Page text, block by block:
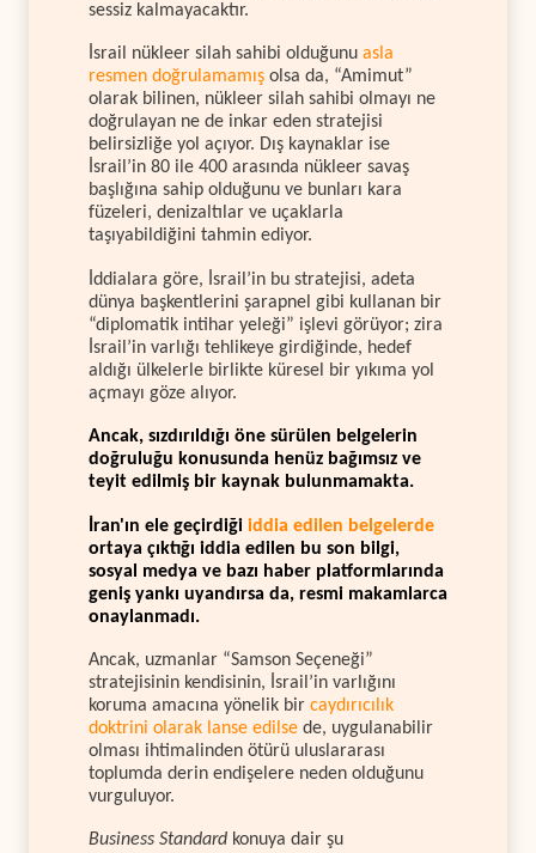
sessiz kalmayacaktır.
İsrail nükleer silah sahibi olduğunu asla
resmen doğrulamamış olsa da, “Amimut”
olarak bilinen, nükleer silah sahibi olmayı ne
doğrulayan ne de inkar eden stratejisi
belirsizliğe yol açıyor. Dış kaynaklar ise
İsrail’in 80 ile 400 arasında nükleer savaş
başlığına sahip olduğunu ve bunları kara
füzeleri, denizaltılar ve uçaklarla
taşıyabildiğini tahmin ediyor.
İddialara göre, İsrail’in bu stratejisi, adeta
dünya başkentlerini şarapnel gibi kullanan bir
“diplomatik intihar yeleği” işlevi görüyor; zira
İsrail’in varlığı tehlikeye girdiğinde, hedef
aldığı ülkelerle birlikte küresel bir yıkıma yol
açmayı göze alıyor.
Ancak, sızdırıldığı öne sürülen belgelerin
doğruluğu konusunda henüz bağımsız ve
teyit edilmiş bir kaynak bulunmamakta.
İran'ın ele geçirdiği iddia edilen belgelerde
ortaya çıktığı iddia edilen bu son bilgi,
sosyal medya ve bazı haber platformlarında
geniş yankı uyandırsa da, resmi makamlarca
onaylanmadı.
Ancak, uzmanlar “Samson Seçeneği”
stratejisinin kendisinin, İsrail’in varlığını
koruma amacına yönelik bir caydırıcılık
doktrini olarak lanse edilse de, uygulanabilir
olması ihtimalinden ötürü uluslararası
toplumda derin endişelere neden olduğunu
vurguluyor.
Business Standard konuya dair şu